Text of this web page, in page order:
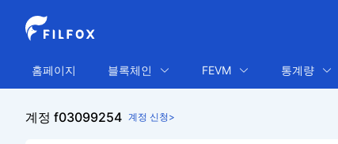
홈페이지 블록체인 FEVM 통계량
계정 f03099254 계정 신청>